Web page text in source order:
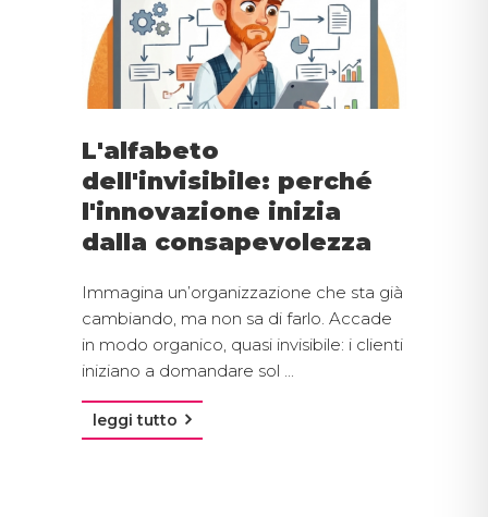
L'alfabeto
dell'invisibile: perché
l'innovazione inizia
dalla consapevolezza
Immagina un’organizzazione che sta già
cambiando, ma non sa di farlo. Accade
in modo organico, quasi invisibile: i clienti
iniziano a domandare sol ...
leggi tutto